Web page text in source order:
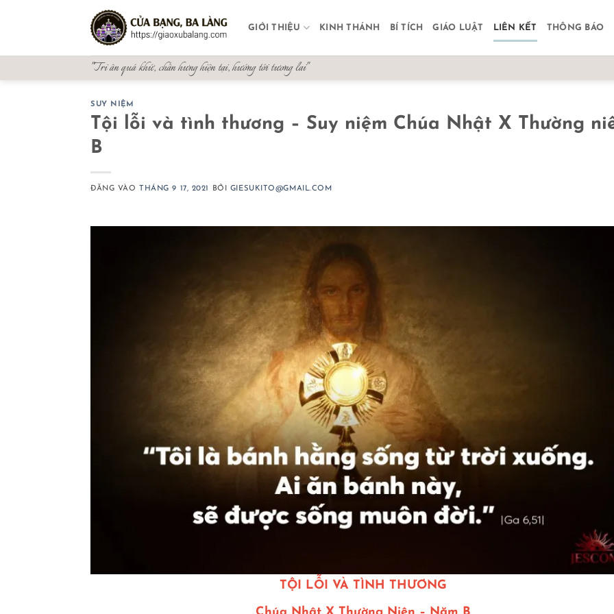
dung
GIỚI THIỆU KINH THÁNH BÍ TÍCH GIÁO LUẬT LIÊN KẾT THÔNG BÁO
"Tri ân quá khứ, chấn hưng hiện tại, hướng tới tương lai"
SUY NIỆM
Tội lỗi và tình thương – Suy niệm Chúa Nhật X Thường
B
ĐĂNG VÀO THÁNG 9 17, 2021 BỞI GIESUKITO@GMAIL.COM
TỘI LỖI VÀ TÌNH THƯƠNG